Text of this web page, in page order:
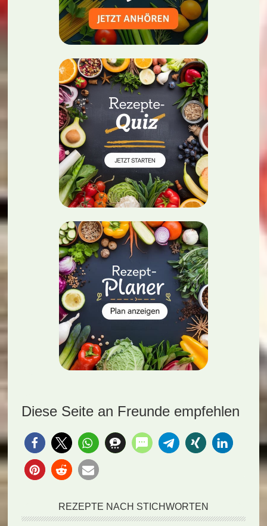
Diese Seite an Freunde empfehlen
REZEPTE NACH STICHWORTEN